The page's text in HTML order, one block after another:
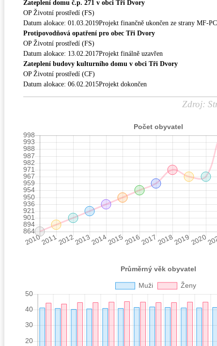
Zateplení domu č.p. 271 v obci Tři Dvory
OP Životní prostředí (FS)
Datum alokace: 01.03.2019Projekt finančně ukončen ze strany MF-
Protipovodňová opatření pro obec Tři Dvory
OP Životní prostředí (FS)
Datum alokace: 13.02.2017Projekt finálně uzavřen
Zateplení budovy kulturního domu v obci Tři Dvory
OP Životní prostředí (CF)
Datum alokace: 06.02.2015Projekt dokončen
Zdroj: